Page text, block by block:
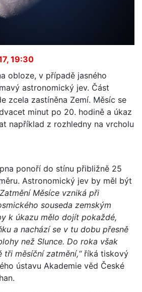
19:30
obloze, v případě jasného
astronomický jev. Část
zcela zastíněna Zemí. Měsíc se
minut po 20. hodině a úkaz
například z rozhledny na vrcholu
ponoří do stínu přibližně 25
Astronomický jev by měl být
Měsíce vzniká při
souseda zemským
k úkazu mělo dojít pokaždé,
a nachází se v tu dobu přesně
než Slunce. Do roka však
tři měsíční zatmění,“říká tiskový
ústavu Akademie věd České